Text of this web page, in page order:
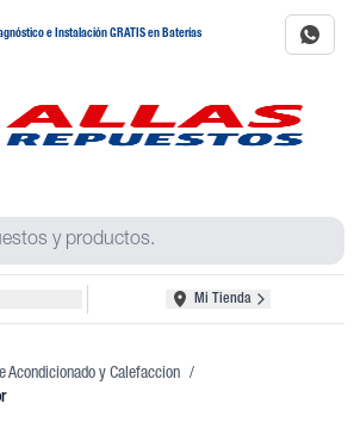
e Instalación GRATIS en Baterías
Mi Tienda
Acondicionado y Calefaccion /